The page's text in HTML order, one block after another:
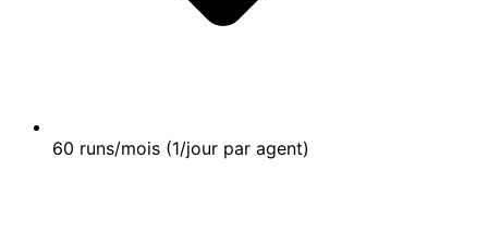
60 runs/mois (1/jour par agent)